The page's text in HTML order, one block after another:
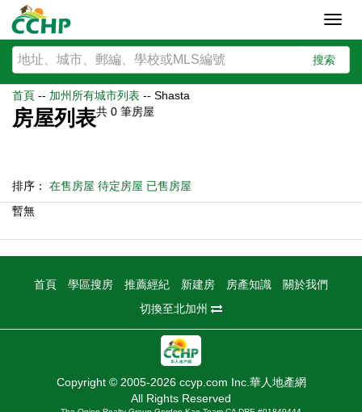
搜索
首頁 -- 加州所有城市列表 -- Shasta
房屋列表共 0 筆房屋
排序： 在售房屋 待定房屋 已售房屋
暫無
首頁 學區搜房 推薦經紀 新建房 房產知識
關於我們
切換至北加州
Copyright © 2005-2026 ccyp.com Inc.華人地產網
All Rights Reserved